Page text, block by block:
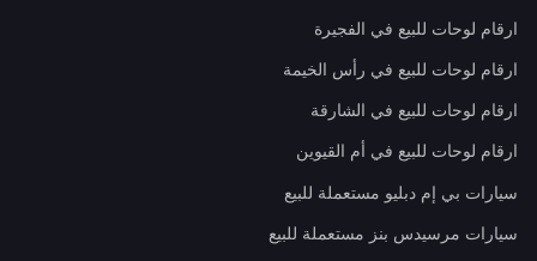
ارقام لوحات للبيع في الفجيرة
ارقام لوحات للبيع في رأس الخيمة
ارقام لوحات للبيع في الشارقة
ارقام لوحات للبيع في أم القيوين
سيارات بي إم دبليو مستعملة للبيع
سيارات مرسيدس بنز مستعملة للبيع